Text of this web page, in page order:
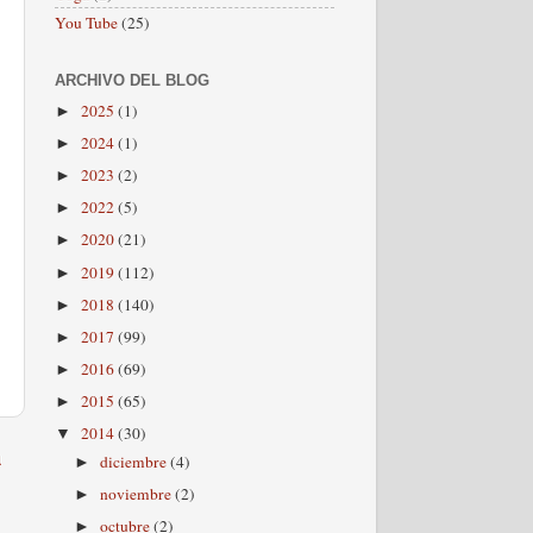
You Tube(25)
ARCHIVO DEL BLOG
► 2025 (1)
► 2024(1)
► 2023 (2)
► 2022(5)
► 2020(21)
► 2019(112)
► 2018 (140)
► 2017 (99)
► 2016(69)
► 2015 (65)
▼ 2014(30)
►diciembre(4)
►noviembre(2)
►octubre(2)